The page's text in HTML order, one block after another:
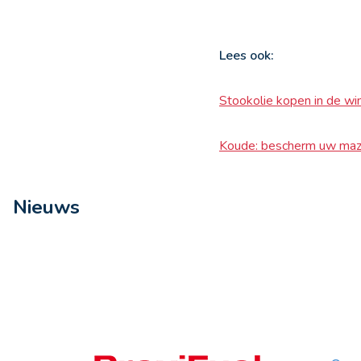
Lees ook:
Stookolie kopen in de
Koude: bescherm uw
Nieuws